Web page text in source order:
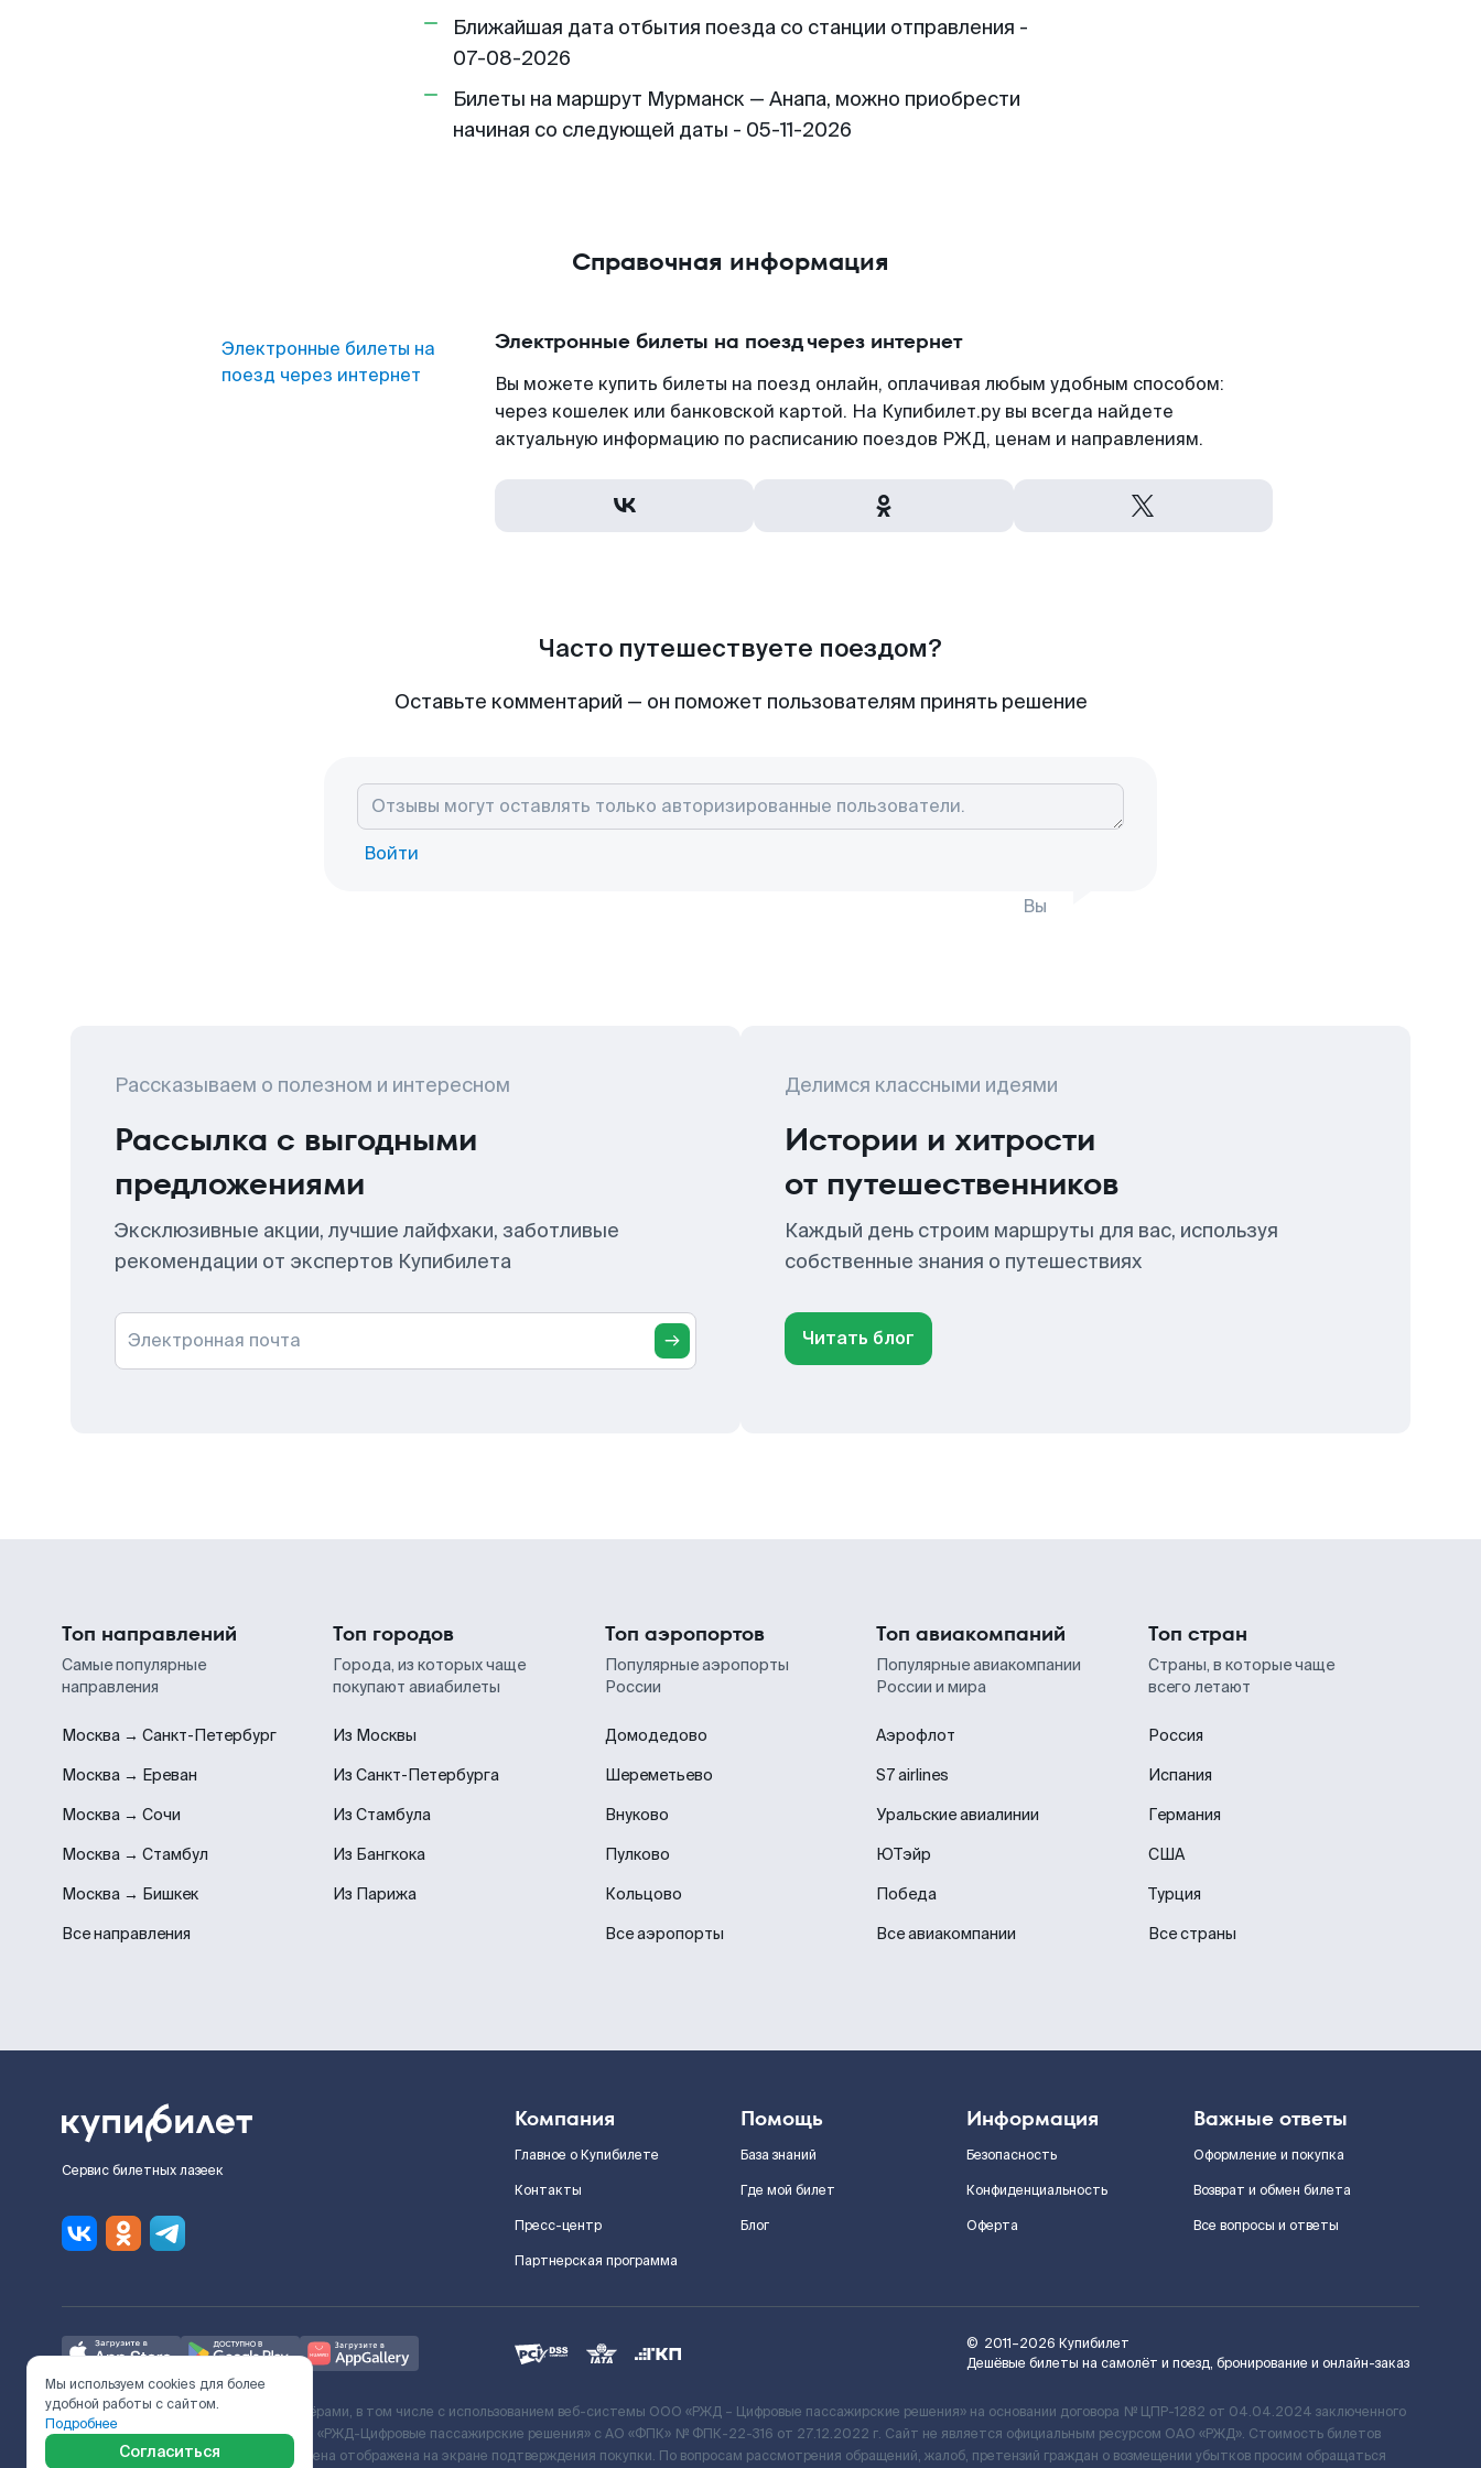
Ближайшая дата отбытия поезда со станции отправления -
07-08-2026
Билеты на маршрут Мурманск — Анапа, можно приобрести
начиная со следующей даты - 05-11-2026
Справочная информация
Электронные билеты на
поезд через интернет
Электронные билеты на поезд через интернет
Вы можете купить билеты на поезд онлайн, оплачивая любым удобным способом:
через кошелек или банковской картой. На Купибилет.ру вы всегда найдете
актуальную информацию по расписанию поездов РЖД, ценам и направлениям.
Часто путешествуете поездом?
Оставьте комментарий — он поможет пользователям принять решение
Войти
Вы
Рассказываем о полезном и интересном
Рассылка с выгодными
предложениями
Эксклюзивные акции, лучшие лайфхаки, заботливые
рекомендации от экспертов Купибилета
Электронная почта
Делимся классными идеями
Истории и хитрости
от путешественников
Каждый день строим маршруты для вас, используя
собственные знания о путешествиях
Читать блог
Топ направлений
Самые популярные
направления
Москва → Санкт-Петербург
Москва → Ереван
Москва → Сочи
Москва → Стамбул
Москва → Бишкек
Все направления
Топ городов
Города, из которых чаще
покупают авиабилеты
Из Москвы
Из Санкт-Петербурга
Из Стамбула
Из Бангкока
Из Парижа
Топ аэропортов
Популярные аэропорты
России
Домодедово
Шереметьево
Внуково
Пулково
Кольцово
Все аэропорты
Топ авиакомпаний
Популярные авиакомпании
России и мира
Аэрофлот
S7 airlines
Уральские авиалинии
ЮТэйр
Победа
Все авиакомпании
Топ стран
Страны, в которые чаще
всего летают
Россия
Испания
Германия
США
Турция
Все страны
Сервис билетных лазеек
Компания
Главное о Купибилете
Контакты
Пресс-центр
Партнерская программа
Помощь
База знаний
Где мой билет
Блог
Информация
Безопасность
Конфиденциальность
Оферта
Важные ответы
Оформление и покупка
Возврат и обмен билета
Все вопросы и ответы
© 2011–2026 Купибилет
Дешёвые билеты на самолёт и поезд, бронирование и онлайн-заказ
Ж/Д билеты предоставляются партнёрами, в том числе с использованием веб-системы ООО «РЖД – Цифровые пассажирские решения» на основании договора № ЦПР-1282 от 04.04.2024 заключенного
с Поставщиком услуг и Договора ООО «РЖД-Цифровые пассажирские решения» c АО «ФПК» № ФПК-22-316 от 27.12.2022 г. Сайт не является официальным ресурсом ОАО «РЖД». Стоимость билетов
включает сервисный сбор. Итоговая цена отображена на экране подтверждения покупки. По вопросам рассмотрения обращений, жалоб, претензий граждан о возмещении убытков просим обращаться
Мы используем cookies для более
удобной работы с сайтом.
Подробнее
Согласиться